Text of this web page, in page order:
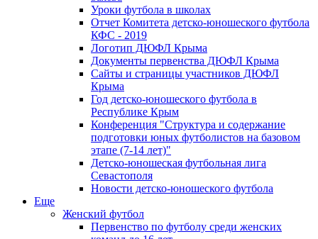
Уроки футбола в школах
Отчет Комитета детско-юношеского футбола
КФС - 2019
Логотип ДЮФЛ Крыма
Документы первенства ДЮФЛ Крыма
Сайты и страницы участников ДЮФЛ
Крыма
Год детско-юношеского футбола в
Республике Крым
Конференция "Структура и содержание
подготовки юных футболистов на базовом
этапе (7-14 лет)"
Детско-юношеская футбольная лига
Севастополя
Новости детско-юношеского футбола
Еще
Женский футбол
Первенство по футболу среди женских